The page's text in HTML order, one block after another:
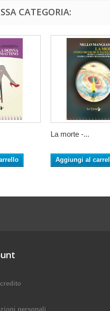
CATEGORIA:
La morte -...
Aggiungi al
personali